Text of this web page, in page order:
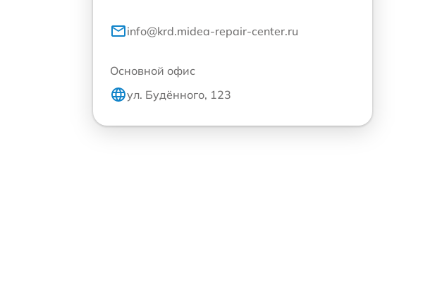
info@krd.midea-repair-center.ru
Основной офис
ул. Будённого, 123